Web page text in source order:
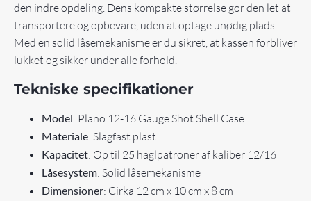
den indre opdeling. Dens kompakte størrelse gør den let at
transportere og opbevare, uden at optage unødig plads.
Med en solid låsemekanisme er du sikret, at kassen forbliver
lukket og sikker under alle forhold.
Tekniske specifikationer
Model: Plano 12-16 Gauge Shot Shell Case
Materiale: Slagfast plast
Kapacitet: Op til 25 haglpatroner af kaliber 12/16
Låsesystem: Solid låsemekanisme
Dimensioner: Cirka 12 cm x 10 cm x 8 cm